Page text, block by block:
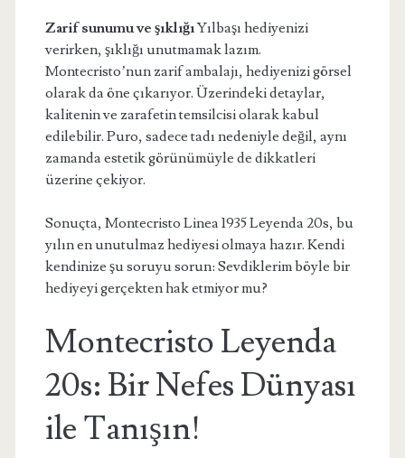
Zarif sunumu ve şıklığıYılbaşı hediyenizi
verirken, şıklığı unutmamak lazım.
Montecristo’nun zarif ambalajı, hediyenizi görsel
olarak da öne çıkarıyor. Üzerindeki detaylar,
kalitenin ve zarafetin temsilcisi olarak kabul
edilebilir. Puro, sadece tadı nedeniyle değil, aynı
zamanda estetik görünümüyle de dikkatleri
üzerine çekiyor.
Sonuçta, Montecristo Linea 1935 Leyenda 20s, bu
yılın en unutulmaz hediyesi olmaya hazır. Kendi
kendinize şu soruyu sorun: Sevdiklerim böyle bir
hediyeyi gerçekten hak etmiyor mu?
Montecristo Leyenda
20s: Bir Nefes Dünyası
ile Tanışın!